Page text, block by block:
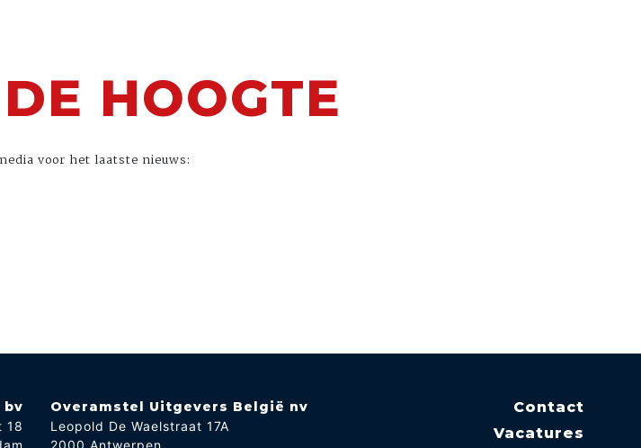
HOOGTE
voor het laatste nieuws:
bv
18
Overamstel Uitgevers België nv
Leopold De Waelstraat 17A
2000 Antwerpen
Contact
Vacatures